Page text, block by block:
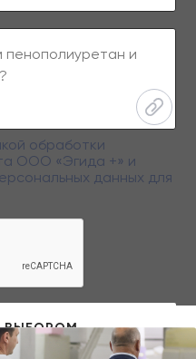
согласие на обработку
обработки
ООО «Эгида +» и
данных для